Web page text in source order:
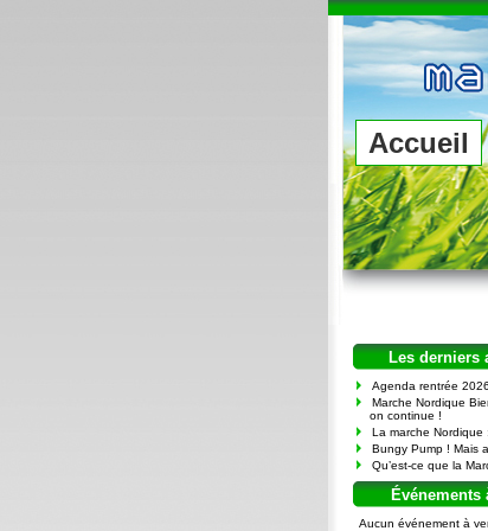
Accueil
Les derniers
Agenda rentrée 2026.
Marche Nordique
on continue !
La marche Nordique
Bungy Pump ! Mais
Qu’est-ce que la
Événements
Aucun événement à